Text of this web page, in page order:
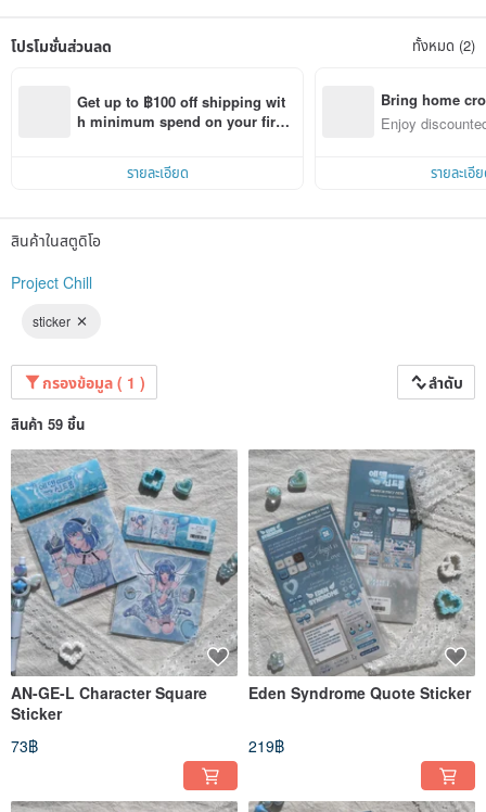
โปรโมชั่นส่วนลด ทั้งหมด (2)
Get up to ฿100 off shipping wit
h minimum spend on your first
รายละเอียด
Bring home
n with ease
Enjoy
รายละเอี
สินค้าในสตูดิโอ
Project Chill
sticker
กรองข้อมูล ( 1 ) ลำดับ
สินค้า 59 ชิ้น
AN-GE-L Character Square
Sticker
73฿
Eden Syndrome Quote Sticker
219฿